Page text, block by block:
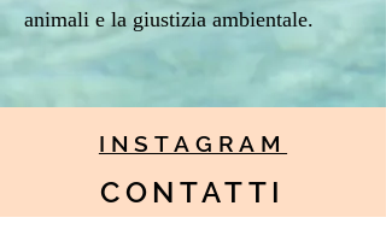
animali e la giustizia ambientale.
INSTAGRAM
CONTATTI